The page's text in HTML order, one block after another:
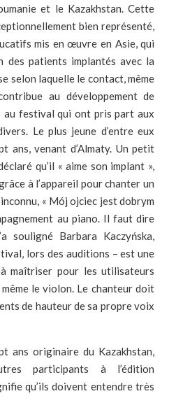
et le Kazakhstan. Cette
bien représenté,
mis en œuvre en Asie, qui
des patients implantés avec la
selon laquelle le contact, même
au développement de
au festival qui ont pris part aux
Le plus jeune d’entre eux
ans, venant d’Almaty. Un petit
qu’il « aime son implant »,
à l’appareil pour chanter un
« Mój ojciec jest dobrym
au piano. Il faut dire
souligné Barbara Kaczyńska,
lors des auditions – est une
maîtriser pour les utilisateurs
le violon. Le chanteur doit
de hauteur de sa propre voix
ans originaire du Kazakhstan,
participants à l’édition
qu’ils doivent entendre très